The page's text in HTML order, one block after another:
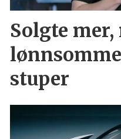
Solgte
stuper